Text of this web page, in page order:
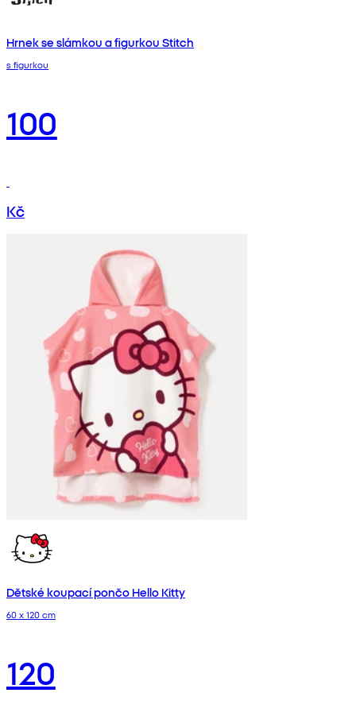
Hrnek se slámkou a figurkou Stitch
s figurkou
100
Kč
Dětské koupací pončo Hello Kitty
60 x 120 cm
120